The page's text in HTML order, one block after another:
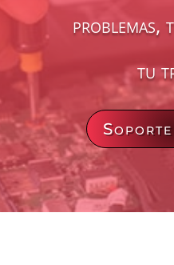
problemas,
tu